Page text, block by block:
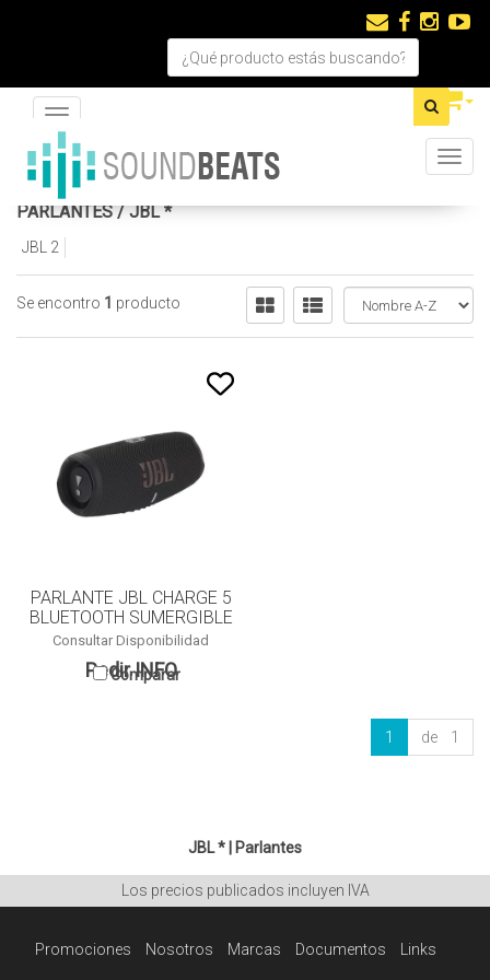
Navigation ein-/ausblenden
PARLANTES/JBL *
JBL 2
Se encontro 1 producto
PARLANTE JBL CHARGE 5
BLUETOOTH SUMERGIBLE
Consultar Disponibilidad
Pedir INFO
Comparar
1 de 1
JBL * Parlantes
Los precios publicados incluyen IVA
Promociones Nosotros Marcas Documentos Links